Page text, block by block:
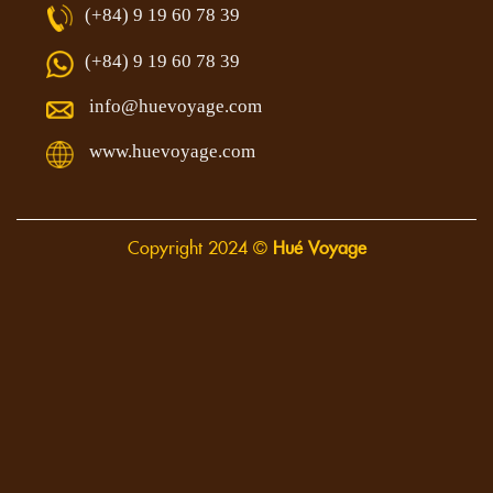
(+84) 9 19 60 78 39
(+84) 9 19 60 78 39
info@huevoyage.com
www.huevoyage.com
Copyright 2024 © Hué Voyage